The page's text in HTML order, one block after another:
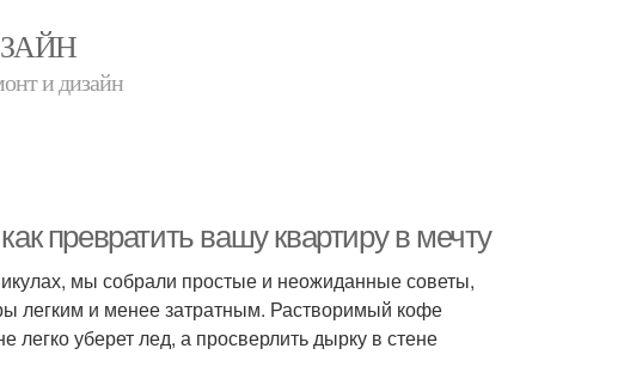
и дизайн
превратить вашу квартиру в мечту
мы собрали простые и неожиданные советы,
легким и менее затратным. Растворимый кофе
уберет лед, а просверлить дырку в стене